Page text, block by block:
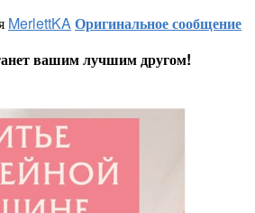
MerlettKAОригинальное сообщение
вашим лучшим другом!